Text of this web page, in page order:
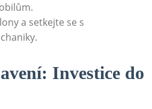
a setkejte se s
Investice do